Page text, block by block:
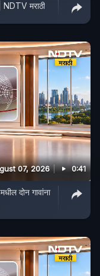
NDTV मराठी
07, 2026 0:41
दोन गावांना